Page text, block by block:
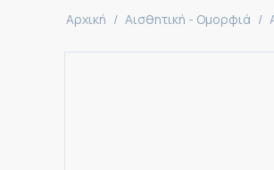
Αρχική / Αισθητική - Ομορφιά /